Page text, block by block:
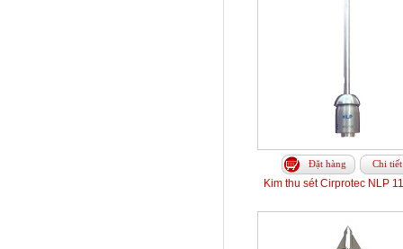
Đặt hàng Chi tiết
Kim thu sét Cirprotec NLP